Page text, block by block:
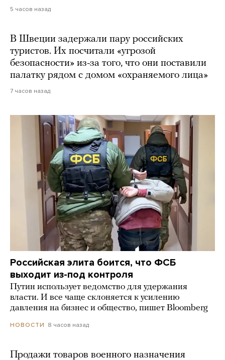
5 часов назад
В Швеции задержали пару российских
туристов. Их посчитали «угрозой
безопасности» из-за того, что они поставили
палатку рядом с домом «охраняемого лица»
7 часов назад
Российская элита боится, что ФСБ
выходит из-под контроля
Путин использует ведомство для удержания
власти. И все чаще склоняется к усилению
давления на бизнес и общество, пишет Bloomberg
НОВОСТИ 8 часов назад
Продажи товаров военного назначения